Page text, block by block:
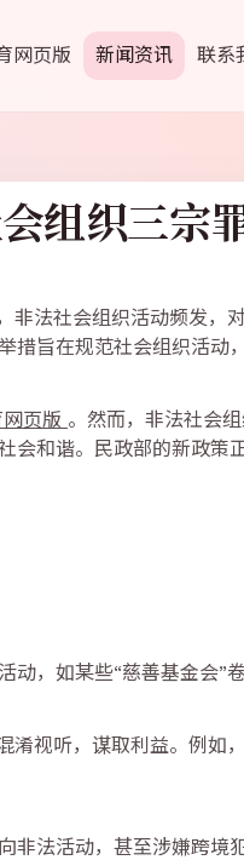
网页版 新闻资讯 联系
组织三宗
法社会组织活动频发，
旨在规范社会组织活动
页版 。然而，非法社会
和谐。民政部的新政策
，如某些“慈善基金会”
视听，谋取利益。例如
非法活动，甚至涉嫌跨境